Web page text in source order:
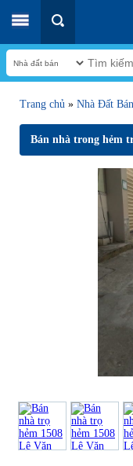
Trang chủ » Nhà Đất Bán
Bán nhà trong hẻm